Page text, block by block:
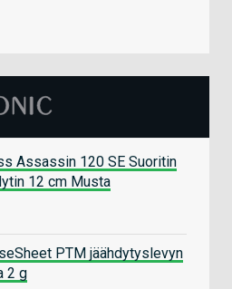
Assassin 120 SE Suoritin
12 cm Musta
PTM jäähdytyslevyn
2 g